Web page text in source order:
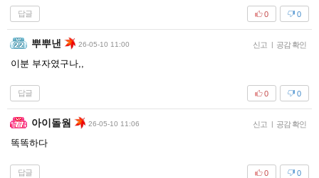
답글 0
0
뿌뿌낸 26-05-10 11:00 신고 공감 확인
이분 부자였구나,,
답글 0
0
아이돌웜 26-05-10 11:06 신고 공감 확인
똑똑하다
답글 0
0